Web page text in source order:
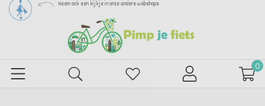
Neem ook een kijkje in onze andere webshops
0